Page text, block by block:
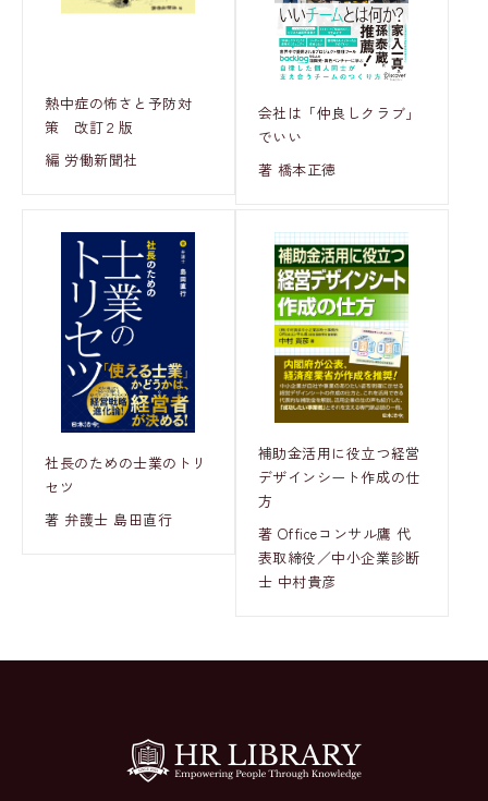
熱中症の怖さと予防対
策 改訂２版
編 労働新聞社
会社は「仲良しクラブ」
でいい
著 橋本正徳
社長のための士業のトリ
セツ
著 弁護士 島田直行
補助金活用に役立つ経営
デザインシート作成の仕
方
著 Officeコンサル鷹 代
表取締役／中小企業診断
士 中村貴彦